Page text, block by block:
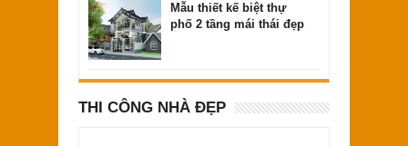
tích 50m2 đẹp
Mẫu thiết kế biệt thự
phố 2 tầng mái thái đẹp
THI CÔNG NHÀ ĐẸP